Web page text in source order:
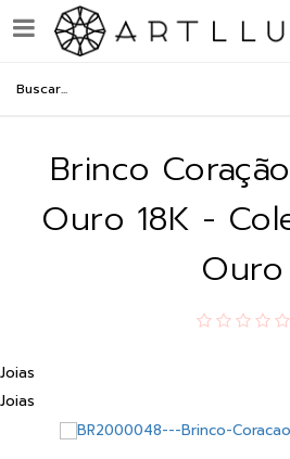
Brinco
Ouro 18K -
Ouro
Joias
Joias